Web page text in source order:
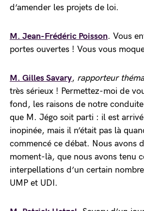
d’amender les projets de loi.
M. Jean-Frédéric Poisson. Vous
portes ouvertes ! Vous vous
M. Gilles Savary, rapporteur
très sérieux ! Permettez-moi de
fond, les raisons de notre
que M. Jégo soit parti : il est
inopinée, mais il n’était pas là
commencé ce débat. Nous avons
moment-là, que nous avons tenu
interpellations d’un certain
UMP et UDI.